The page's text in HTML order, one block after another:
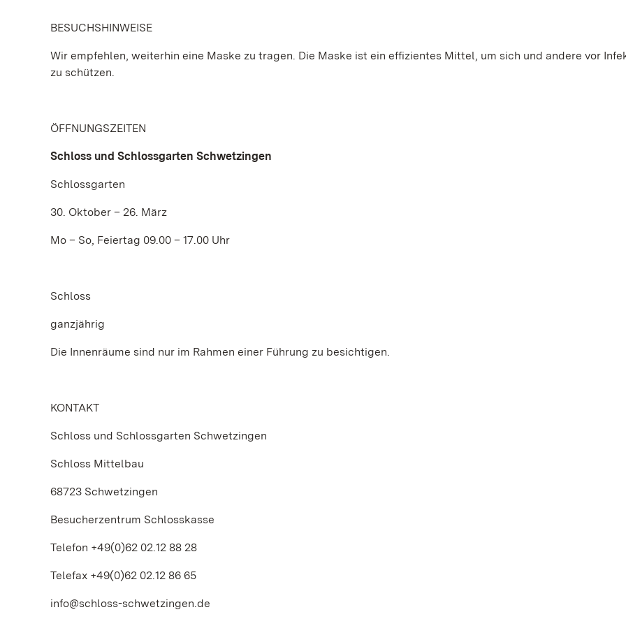
BESUCHSHINWEISE
Wir empfehlen, weiterhin eine Maske zu tragen. Die Maske ist ein effizientes Mittel, um sich und andere vor
zu schützen.
ÖFFNUNGSZEITEN
Schloss und Schlossgarten Schwetzingen
Schlossgarten
30. Oktober – 26. März
Mo – So, Feiertag 09.00 – 17.00 Uhr
Schloss
ganzjährig
Die Innenräume sind nur im Rahmen einer Führung zu besichtigen.
KONTAKT
Schloss und Schlossgarten Schwetzingen
Schloss Mittelbau
68723 Schwetzingen
Besucherzentrum Schlosskasse
Telefon +49(0)62 02.12 88 28
Telefax +49(0)62 02.12 86 65
info@schloss-schwetzingen.de